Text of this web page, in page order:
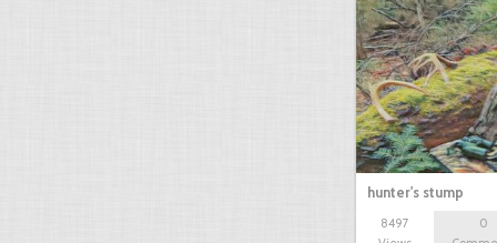
hunter's stump
8497
0